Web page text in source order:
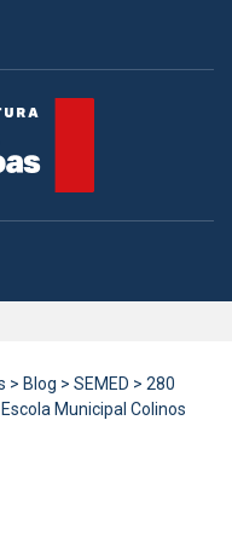
> Blog > SEMED > 280
Municipal Colinos